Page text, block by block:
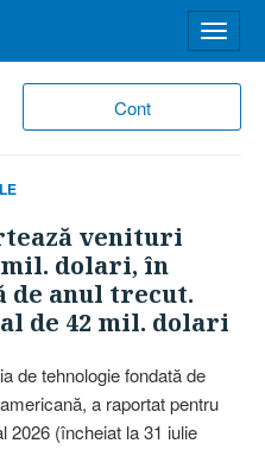
Cont
meniu
venituri
dolari, în
de anul trecut.
de 42 mil. dolari
de tehnologie fondată de
a raportat pentru
2026 (încheiat la 31 iulie